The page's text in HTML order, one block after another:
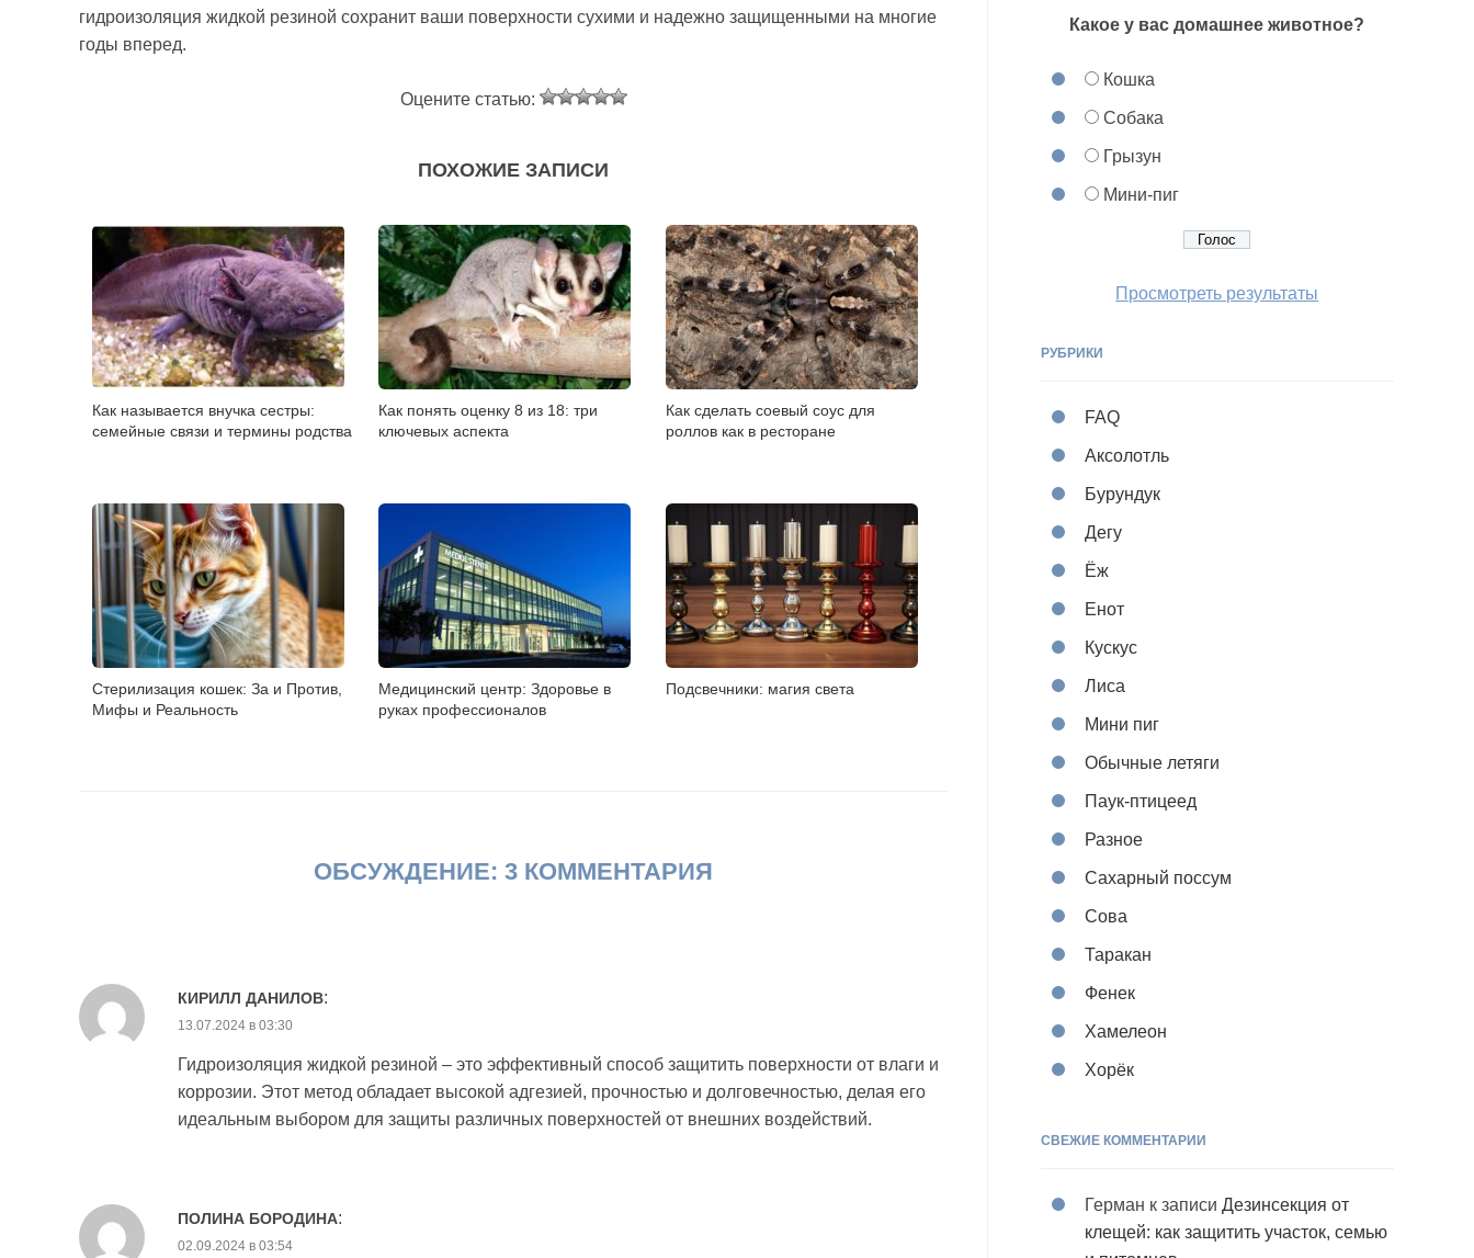
гидроизоляция жидкой резиной сохранит ваши поверхности сухими и надежно защищенными на многие
годы вперед.
Оцените статью:
ПОХОЖИЕ ЗАПИСИ
Как называется внучка сестры:
семейные связи и термины родства
Как понять оценку 8 из 18: три
ключевых аспекта
Как сделать соевый соус для
роллов как в ресторане
Стерилизация кошек: За и Против,
Мифы и Реальность
Медицинский центр: Здоровье в
руках профессионалов
Подсвечники: магия света
ОБСУЖДЕНИЕ: 3 КОММЕНТАРИЯ
КИРИЛЛ ДАНИЛОВ:
13.07.2024 в 03:30
Гидроизоляция жидкой резиной – это эффективный способ защитить поверхности от влаги и
коррозии. Этот метод обладает высокой адгезией, прочностью и долговечностью, делая его
идеальным выбором для защиты различных поверхностей от внешних воздействий.
ПОЛИНА БОРОДИНА:
02.09.2024 в 03:54
Какое у вас домашнее животное?
Кошка
Собака
Грызун
Мини-пиг
Просмотреть результаты
РУБРИКИ
FAQ
Аксолотль
Бурундук
Дегу
Ёж
Енот
Кускус
Лиса
Мини пиг
Обычные летяги
Паук-птицеед
Разное
Сахарный поссум
Сова
Таракан
Фенек
Хамелеон
Хорёк
СВЕЖИЕ КОММЕНТАРИИ
Герман к записи Дезинсекция от
клещей: как защитить участок, семью